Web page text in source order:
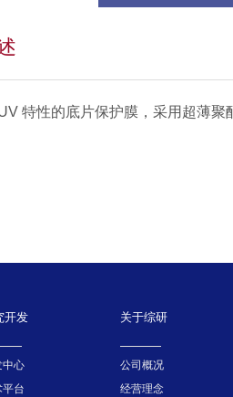
特性的底片保护膜，采用超薄聚
开发
中心
平台
关于综研
公司概况
经营理念